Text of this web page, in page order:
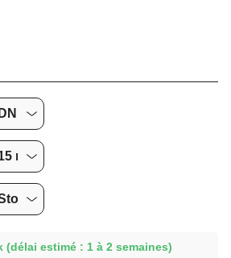
(délai estimé : 1 à 2 semaines)